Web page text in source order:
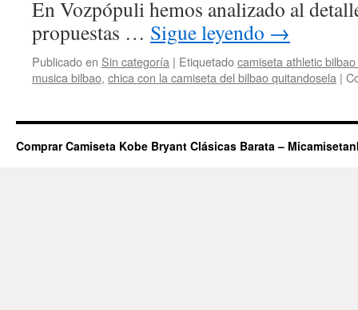
En Vozpópuli hemos analizado al
propuestas … Sigue leyendo →
Publicado en Sin categoría | Etiquetadocamiseta athletic
musica bilbao, chica con la camiseta del bilbao quitandosela |
Comprar Camiseta Kobe Bryant Clásicas Barata –